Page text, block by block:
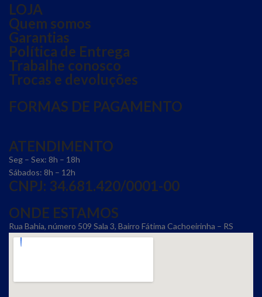
LOJA
Quem somos
Garantias
Política de Entrega
Trabalhe conosco
Trocas e devoluções
FORMAS DE PAGAMENTO
ATENDIMENTO
Seg – Sex: 8h – 18h
Sábados: 8h – 12h
CNPJ: 34.681.420/0001-00
ONDE ESTAMOS
Rua Bahia, número 509 Sala 3, Bairro Fátima Cachoeirinha – RS